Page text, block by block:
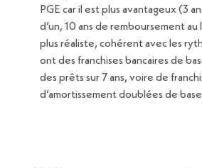
PGE car il est plus avantageux (3
d’un, 10 ans de remboursement au
plus réaliste, cohérent avec les
ont des franchises bancaires de
des prêts sur 7 ans, voire de
d’amortissement doublées de